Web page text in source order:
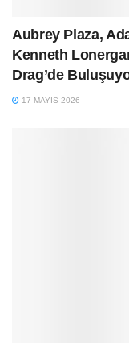
Aubrey Plaza,
Kenneth
Drag’de
17 MAYIS 2026